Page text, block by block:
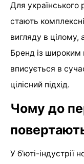
Для українського
стають
вигляду в
Бренд із широким
вписується в
цілісний підхід.
Чому до
У б’юті-індустрії